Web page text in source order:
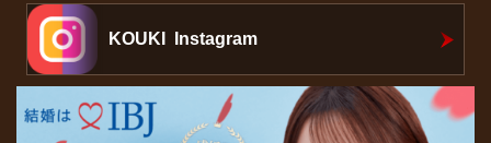
KOUKI Instagram